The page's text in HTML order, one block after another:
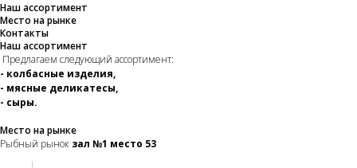
Наш ассортимент
Место на рынке
Контакты
Наш ассортимент
Предлагаем следующий ассортимент:
- колбасные изделия,
- мясные деликатесы,
- сыры.
Место на рынке
Рыбный рынок зал №1 место 53